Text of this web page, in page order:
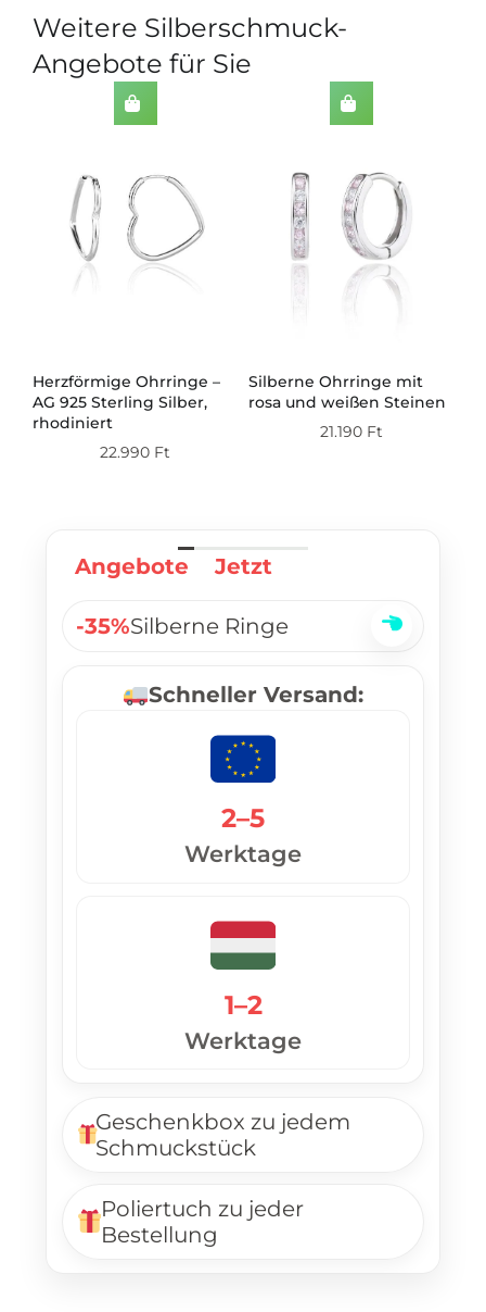
Weitere Silberschmuck-
Angebote für Sie
Herzförmige Ohrringe –
AG 925 Sterling Silber,
rhodiniert
22.990 Ft
Silberne Ohrringe mit
rosa und weißen Steinen
21.190 Ft
Angebote Jetzt
-35%Silberne Ringe
Schneller Versand:
1–2
Werktage
2–5
Werktage
Geschenkbox zu jedem
Schmuckstück
Poliertuch zu jeder
Bestellung